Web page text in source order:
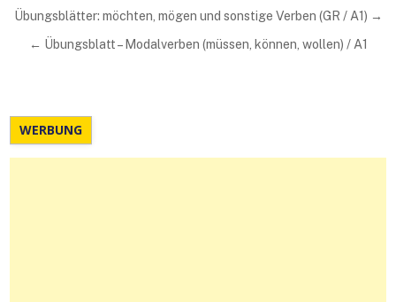
Beitragsnavigation
Übungsblätter: möchten, mögen und sonstige Verben (GR / A1) →
← Übungsblatt – Modalverben (müssen, können, wollen) / A1
WERBUNG